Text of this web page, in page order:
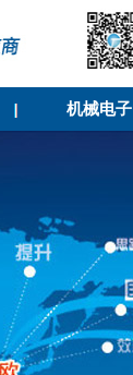
机械电子